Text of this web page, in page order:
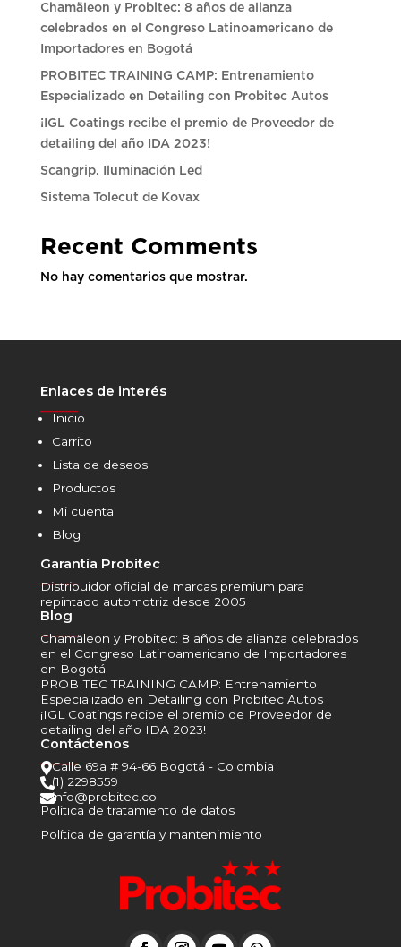
Chamäleon y Probitec: 8 años de alianza
celebrados en el Congreso Latinoamericano de
Importadores en Bogotá
PROBITEC TRAINING CAMP: Entrenamiento
Especializado en Detailing con Probitec Autos
¡IGL Coatings recibe el premio de Proveedor de
detailing del año IDA 2023!
Scangrip. Iluminación Led
Sistema Tolecut de Kovax
Recent Comments
No hay comentarios que mostrar.
Enlaces de interés
Inicio
Carrito
Lista de deseos
Productos
Mi cuenta
Blog
Garantía Probitec
______
Distribuidor oficial de marcas premium para
repintado automotriz desde 2005
Blog
______
Chamäleon y Probitec: 8 años de alianza celebrados
en el Congreso Latinoamericano de Importadores
en Bogotá
PROBITEC TRAINING CAMP: Entrenamiento
Especializado en Detailing con Probitec Autos
¡IGL Coatings recibe el premio de Proveedor de
detailing del año IDA 2023!
Contáctenos
______
Calle 69a # 94-66 Bogotá - Colombia
(1) 2298559
info@probitec.co
Política de tratamiento de datos
Política de garantía y mantenimiento